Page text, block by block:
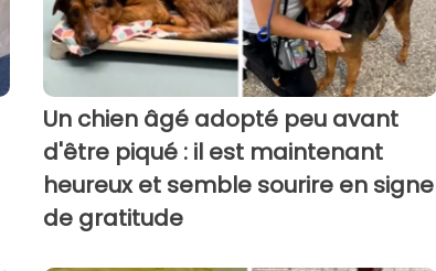
Un chien âgé adopté peu avant
d'être piqué : il est maintenant
heureux et semble sourire en signe
de gratitude